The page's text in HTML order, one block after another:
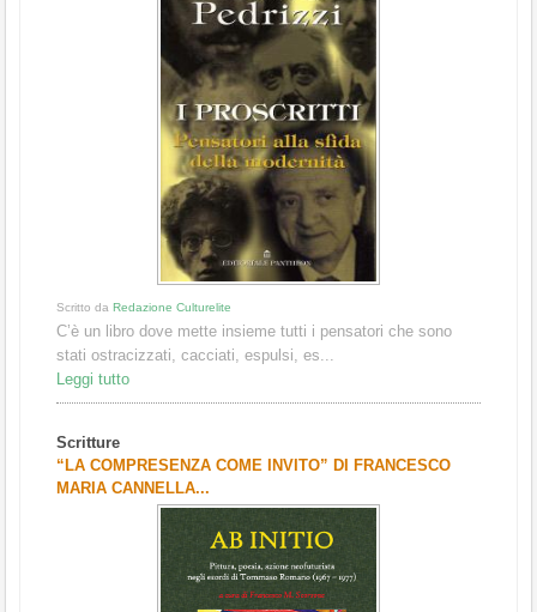
Scritto da Redazione Culturelite
C’è un libro dove mette insieme tutti i pensatori che sono
stati ostracizzati, cacciati, espulsi, es...
Leggi tutto
Scritture
“LA COMPRESENZA COME INVITO” DI FRANCESCO
MARIA CANNELLA...